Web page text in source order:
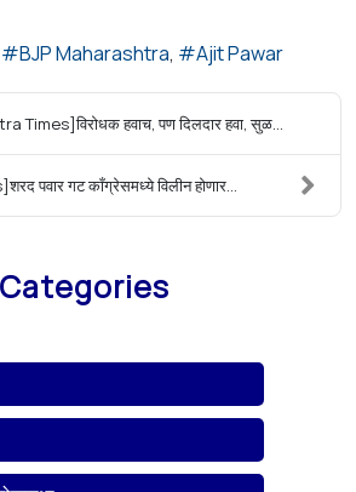
BJP Maharashtra Ajit Pawar
Times]विरोधक हवाच, पण दिलदार हवा, सुळ...
पवार गट काँग्रेसमध्ये विलीन होणार...
Categories